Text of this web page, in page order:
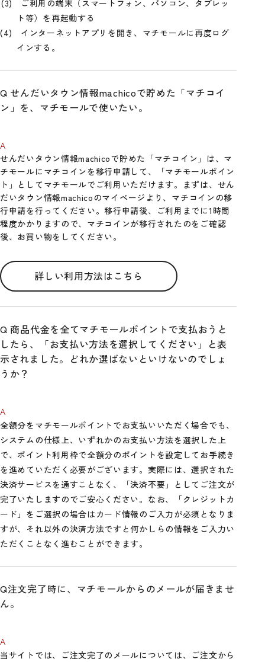
ご利用の端末（スマートフォン、パソコン、タブレッ
ト等）を再起動する
インターネットアプリを開き、マチモールに再度ログ
インする。
せんだいタウン情報machicoで貯めた「マチコイ
ン」を、マチモールで使いたい。
せんだいタウン情報machicoで貯めた「マチコイン」は、マ
チモールにマチコインを移行申請して、「マチモールポイン
ト」としてマチモールでご利用いただけます。まずは、せん
だいタウン情報machicoのマイページより、マチコインの移
行申請を行ってください。移行申請後、ご利用までに1時間
程度かかりますので、マチコインが移行されたのをご確認
後、お買い物をしてください。
詳しい利用方法はこちら
商品代金を全てマチモールポイントで支払おうと
したら、「お支払い方法を選択してください」と表
示されました。どれか選ばないといけないのでしょ
うか？
全額分をマチモールポイントでお支払いいただく場合でも、
システムの仕様上、いずれかのお支払い方法を選択した上
で、ポイント利用枠で全額分のポイントを設定してお手続き
を進めていただく必要がございます。実際には、選択された
決済サービスを通すことなく、「決済不要」としてご注文が
完了いたしますのでご安心ください。なお、「クレジットカ
ード」をご選択の場合はカード情報のご入力が必須となりま
すが、それ以外の決済方法ですと何かしらの情報をご入力い
ただくことなく進むことができます。
注文完了時に、マチモールからのメールが届きませ
ん。
当サイトでは、ご注文完了のメールについては、ご注文から